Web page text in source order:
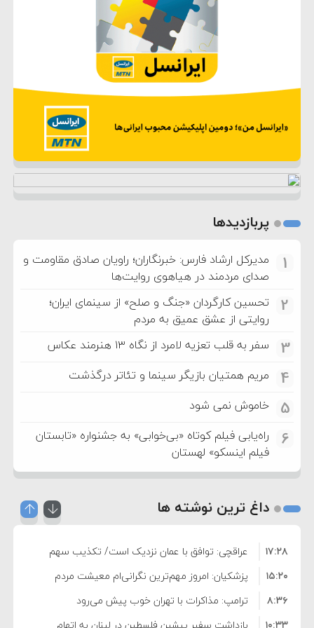
پربازدیدها
1
مدیرکل ارشاد فارس: خبرنگاران؛ راویان صادق مقاومت و
صدای مردمند در هیاهوی روایت‌ها
2
تحسین کارگردان «جنگ و صلح» از سینمای ایران؛
روایتی از عشق عمیق به مردم
3 سفر به قلب تعزیه لامرد از نگاه ۱۳ هنرمند عکاس
4 مریم همتیان بازیگر سینما و تئاتر درگذشت
5 خاموش نمی شود
6
راه‌یابی فیلم کوتاه «بی‌خوابی» به جشنواره «تابستان
فیلم اینسکو» لهستان
داغ ترین نوشته ها
عراقچی: توافق با عمان نزدیک است/ تکذیب سهم
۱۱ درصدی ایران از خزر
۱۷:۲۸
پزشکیان: امروز مهم‌ترین نگرانی‌ام معیشت مردم
است
۱۵:۲۰
ترامپ: مذاکرات با تهران خوب پیش می‌رود
۸:۳۶